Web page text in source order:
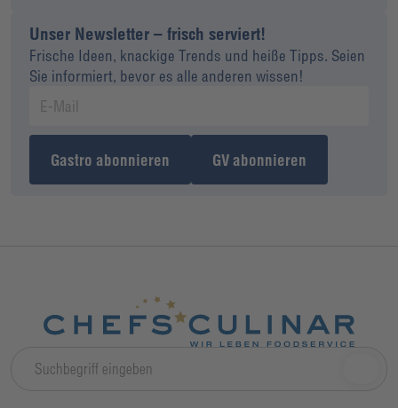
Unser Newsletter – frisch serviert!
Frische Ideen, knackige Trends und heiße Tipps. Seien
Sie informiert, bevor es alle anderen wissen!
Gastro abonnieren GV abonnieren